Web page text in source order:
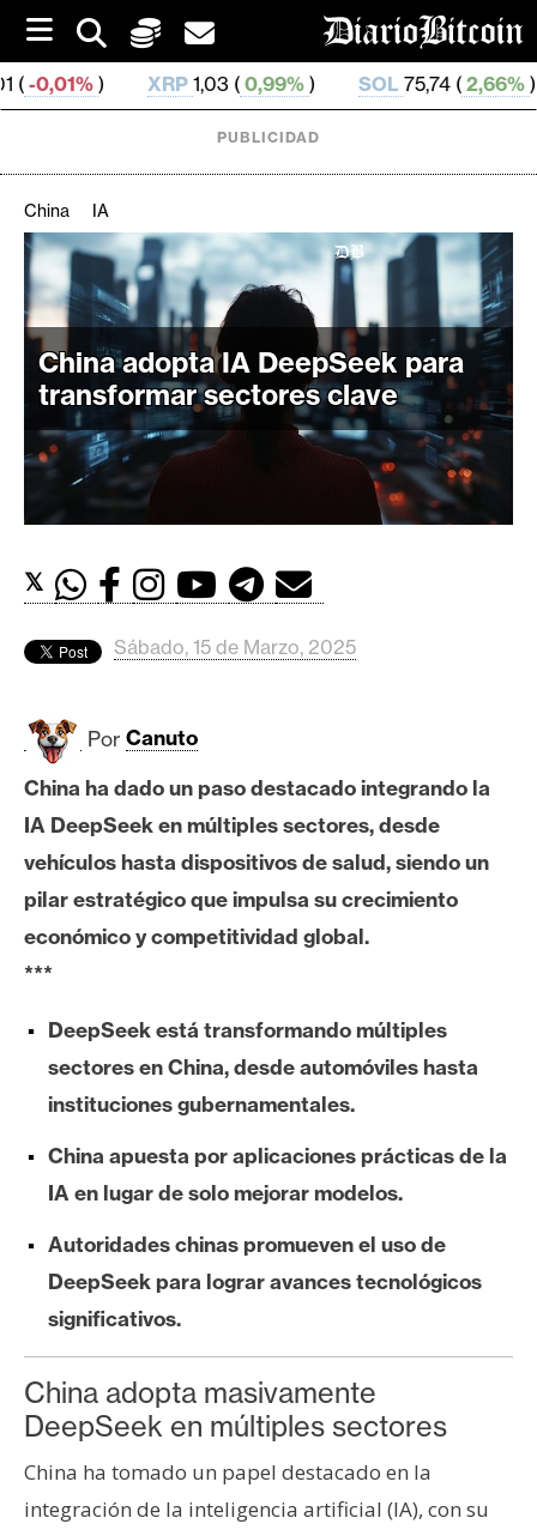
i
p
t
o
XRP1,03 ( 0,99%) SOL75,74 ( 2,66% ) TRX
r
i
p
t
M
e
r
d
s
B
i
t
c
o
i
t
h
e
e
u
I
A
A
n
á
l
PUBLICIDAD
China IA
China adopta IA DeepSeek para
transformar sectores clave
𝕏
Sábado, 15 de Marzo, 2025
Por Canuto
China ha dado un paso destacado integrando la
IA DeepSeek en múltiples sectores, desde
vehículos hasta dispositivos de salud, siendo un
pilar estratégico que impulsa su crecimiento
económico y competitividad global.
***
DeepSeek está transformando múltiples
sectores en China, desde automóviles hasta
instituciones gubernamentales.
China apuesta por aplicaciones prácticas de la
IA en lugar de solo mejorar modelos.
Autoridades chinas promueven el uso de
DeepSeek para lograr avances tecnológicos
significativos.
China adopta masivamente
DeepSeek en múltiples sectores
China ha tomado un papel destacado en la
integración de la inteligencia artificial (IA), con su